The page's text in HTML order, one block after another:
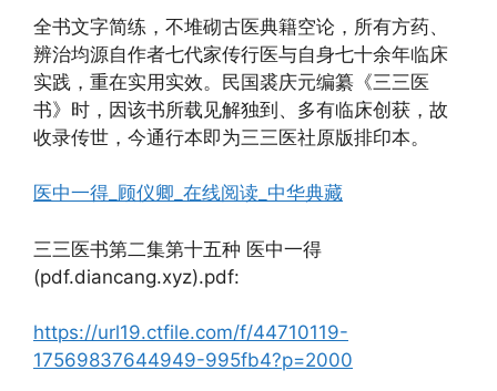
全书文字简练，不堆砌古医典籍空论，所有方药、
辨治均源自作者七代家传行医与自身七十余年临床
实践，重在实用实效。民国裘庆元编纂《三三医
书》时，因该书所载见解独到、多有临床创获，故
收录传世，今通行本即为三三医社原版排印本。
医中一得_顾仪卿_在线阅读_中华典藏
三三医书第二集第十五种 医中一得
(pdf.diancang.xyz).pdf:
https://url19.ctfile.com/f/44710119-
17569837644949-995fb4?p=2000